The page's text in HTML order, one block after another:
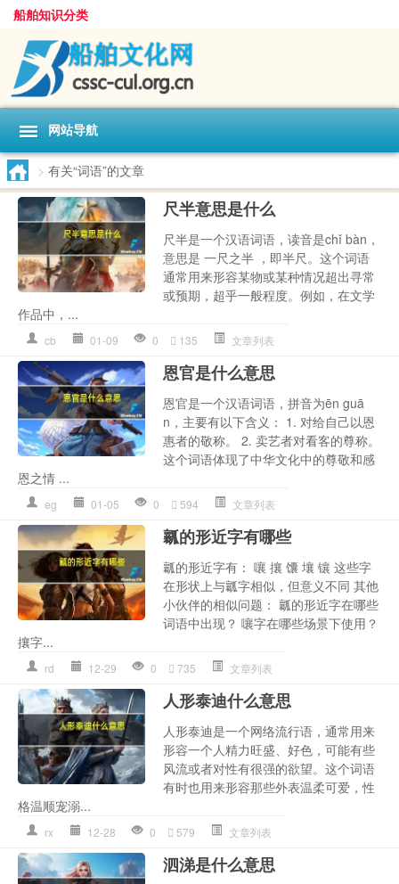
船舶知识分类
网站导航
> 有关“词语”的文章
尺半意思是什么
尺半是一个汉语词语，读音是chǐ bàn，
意思是 一尺之半 ，即半尺。这个词语
通常用来形容某物或某种情况超出寻常
或预期，超乎一般程度。例如，在文学
作品中，...
cb 01-09 0 135 文章列表
恩官是什么意思
恩官是一个汉语词语，拼音为ēn guā
n，主要有以下含义： 1. 对给自己以恩
惠者的敬称。 2. 卖艺者对看客的尊称。
这个词语体现了中华文化中的尊敬和感
恩之情 ...
eg 01-05 0 594 文章列表
瓤的形近字有哪些
瓤的形近字有： 嚷 攘 馕 壤 镶 这些字
在形状上与瓤字相似，但意义不同 其他
小伙伴的相似问题： 瓤的形近字在哪些
词语中出现？ 嚷字在哪些场景下使用？
攘字...
rd 12-29 0 735 文章列表
人形泰迪什么意思
人形泰迪是一个网络流行语，通常用来
形容一个人精力旺盛、好色，可能有些
风流或者对性有很强的欲望。这个词语
有时也用来形容那些外表温柔可爱，性
格温顺宠溺...
rx 12-28 0 579 文章列表
泗涕是什么意思